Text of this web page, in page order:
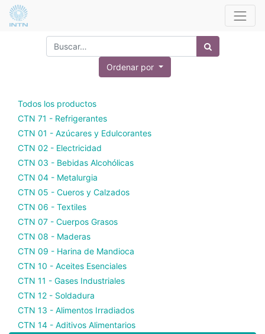
Ordenar por
Todos los productos
CTN 71 - Refrigerantes
CTN 01 - Azúcares y Edulcorantes
CTN 02 - Electricidad
CTN 03 - Bebidas Alcohólicas
CTN 04 - Metalurgia
CTN 05 - Cueros y Calzados
CTN 06 - Textiles
CTN 07 - Cuerpos Grasos
CTN 08 - Maderas
CTN 09 - Harina de Mandioca
CTN 10 - Aceites Esenciales
CTN 11 - Gases Industriales
CTN 12 - Soldadura
CTN 13 - Alimentos Irradiados
CTN 14 - Aditivos Alimentarios